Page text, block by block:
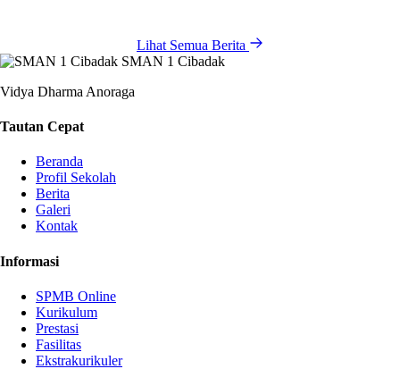
Lihat Semua Berita
SMAN 1 Cibadak
Vidya Dharma Anoraga
Tautan Cepat
Beranda
Profil Sekolah
Berita
Galeri
Kontak
Informasi
SPMB Online
Kurikulum
Prestasi
Fasilitas
Ekstrakurikuler